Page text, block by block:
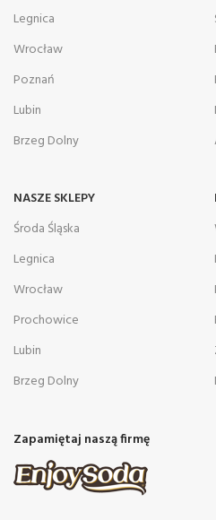
Legnica
Wrocław
Poznań
Lubin
Brzeg Dolny
NASZE SKLEPY
Środa Śląska
Legnica
Wrocław
Prochowice
Lubin
Brzeg Dolny
Zapamiętaj naszą firmę